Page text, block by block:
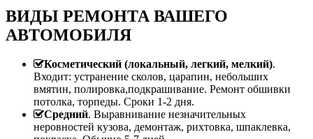
ВИДЫ РЕМОНТА ВАШЕГО
АВТОМОБИЛЯ
Косметический (локальный, легкий, мелкий).
Входит: устранение сколов, царапин, небольших
вмятин, полировка,подкрашивание. Ремонт обшивки
потолка, торпеды. Сроки 1-2 дня.
Средний. Выравнивание незначительных
неровностей кузова, демонтаж, рихтовка, шпаклевка,